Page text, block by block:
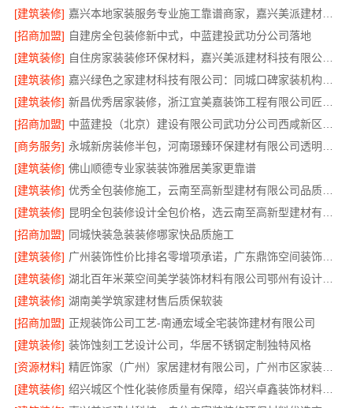
[建筑装修]
嘉兴本地家装服务专业施工靠谱商家，嘉兴美派建材科技有限公司自有班组
[招商加盟] 自建房全包装修新中式，中蓝建投武功分公司落地
[建筑装修]
自住房家装装修环保材料，嘉兴美派建材科技有限公司绿色建材优选
[建筑装修]
[建筑装修]
[招商加盟]
[商务服务]
[建筑装修] 佛山顺德专业家装装饰雅居美家更靠谱
[建筑装修]
优秀全包装修施工，云南至高新型建材有限公司品质保证
[建筑装修]
[招商加盟] 同城快装急装装修哪家快品质施工
[建筑装修]
广州装饰性价比排名零增项承诺，广东鼎饰空间装饰工程有限公司
[建筑装修]
湖北百年米莱空间美学装饰材料有限公司鄂州有设计感装修实景案例
[建筑装修] 湖南美学筑家建材售后质保软装
[招商加盟] 正规装饰公司工艺-南通宏域全宅装饰建材有限公司
[建筑装修] 装饰蚀刻工艺设计公司，华居不锈钢定制独特风格
[资源材料]
精匠饰家（广州）家居建材有限公司，广州市区家装装修多少钱新房
[建筑装修]
绍兴城区个性化装修质量有保障，绍兴卓鑫装饰材料有限公司